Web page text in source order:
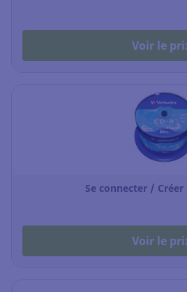
Voir le
Se connecter /
Voir le